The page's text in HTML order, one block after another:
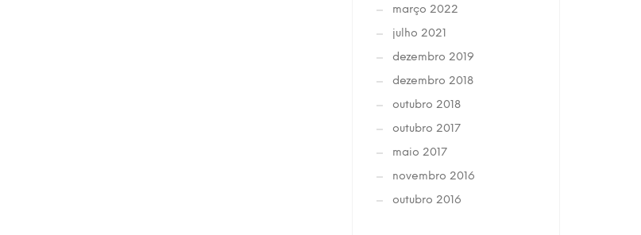
março 2022
julho 2021
dezembro 2019
dezembro 2018
outubro 2018
outubro 2017
maio 2017
novembro 2016
outubro 2016